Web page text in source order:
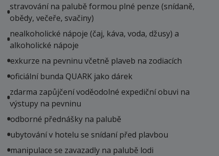
stravování na palubě formou plné penze (snídaně,
obědy, večeře, svačiny)
nealkoholické nápoje (čaj, káva, voda, džusy) a
alkoholické nápoje
exkurze na pevninu včetně plaveb na zodiacích
oficiální bunda QUARK jako dárek
zdarma zapůjčení voděodolné expediční obuvi na
výstupy na pevninu
odborné přednášky na palubě
ubytování v hotelu se snídaní před plavbou
manipulace se zavazadly na palubě lodi